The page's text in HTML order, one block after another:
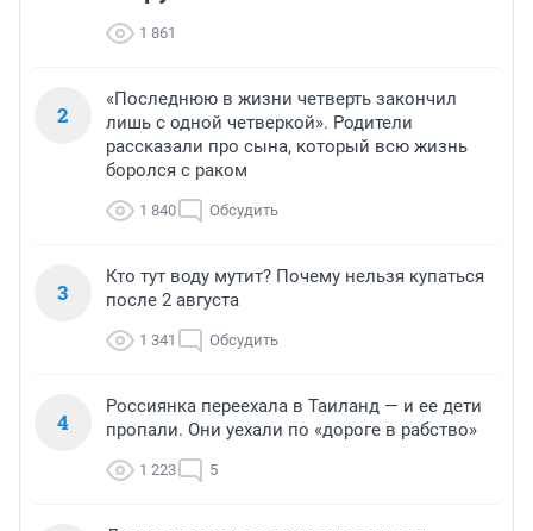
1 861
2
«Последнюю в жизни четверть закончил
лишь с одной четверкой». Родители
рассказали про сына, который всю жизнь
боролся с раком
1 840 Обсудить
3
Кто тут воду мутит? Почему нельзя купаться
после 2 августа
1 341 Обсудить
4
Россиянка переехала в Таиланд — и ее дети
пропали. Они уехали по «дороге в рабство»
1 223 5